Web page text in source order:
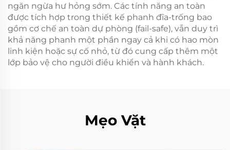
ngăn ngừa hư hỏng sớm. Các tính năng an toàn
được tích hợp trong thiết kế phanh đĩa-trống bao
gồm cơ chế an toàn dự phòng (fail-safe), vẫn duy trì
khả năng phanh một phần ngay cả khi có hao mòn
linh kiện hoặc sự cố nhỏ, từ đó cung cấp thêm một
lớp bảo vệ cho người điều khiển và hành khách.
Mẹo Vặt